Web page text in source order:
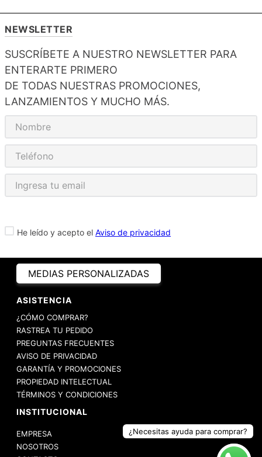
¿Necesitas ayuda para comprar?
BOXER ROLAND ALGODON PIERNA
MEDIA DEPORTE BTS SURTIDO X3
VER MÁS
NEWSLETTER
SUSCRÍBETE A NUESTRO NEWSLETTER PARA
ENTERARTE PRIMERO
DE TODAS NUESTRAS PROMOCIONES,
LANZAMIENTOS Y MUCHO MÁS.
Aviso de privacidad